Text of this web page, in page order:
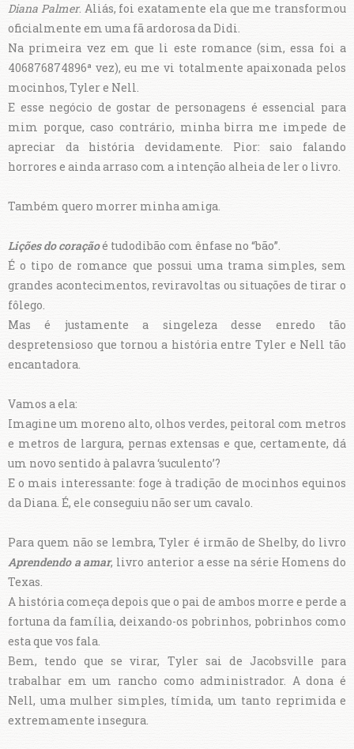
Diana Palmer. Aliás, foi exatamente ela que me transformou
oficialmente em uma fã ardorosa da Didi.
Na primeira vez em que li este romance (sim, essa foi a
406876874896ª vez), eu me vi totalmente apaixonada pelos
mocinhos, Tyler e Nell.
E esse negócio de gostar de personagens é essencial para
mim porque, caso contrário, minha birra me impede de
apreciar da história devidamente. Pior: saio falando
horrores e ainda arraso com a intenção alheia de ler o livro.
Também quero morrer minha amiga.
Lições do coraçãoé tudodibão com ênfase no “bão”.
É o tipo de romance que possui uma trama simples, sem
grandes acontecimentos, reviravoltas ou situações de tirar o
fôlego.
Mas é justamente a singeleza desse enredo tão
despretensioso que tornou a história entre Tyler e Nell tão
encantadora.
Vamos a ela:
Imagine um moreno alto, olhos verdes, peitoral com metros
e metros de largura, pernas extensas e que, certamente, dá
um novo sentido à palavra ‘suculento’?
E o mais interessante: foge à tradição de mocinhos equinos
da Diana. É, ele conseguiu não ser um cavalo.
Para quem não se lembra, Tyler é irmão de Shelby, do livro
Aprendendo a amar, livro anterior a esse na série Homens do
Texas.
A história começa depois que o pai de ambos morre e perde a
fortuna da família, deixando-os pobrinhos, pobrinhos como
esta que vos fala.
Bem, tendo que se virar, Tyler sai de Jacobsville para
trabalhar em um rancho como administrador. A dona é
Nell, uma mulher simples, tímida, um tanto reprimida e
extremamente insegura.